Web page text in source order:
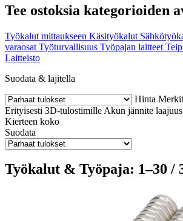
Tee ostoksia kategorioiden
Työkalut mittaukseen Käsityökalut
varaosat Työturvallisuus Työpajan laitteet
Laitteisto
Suodata & lajitella
Hinta
Erityisesti 3D-tulostimille Akun jännite laajuus
Kierteen koko
Suodata
Työkalut & Työpaja: 1–30 /